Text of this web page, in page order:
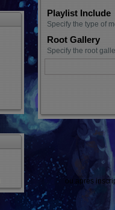
Playlist Include
Specify the type of
Root Gallery
Specify the root
ou après